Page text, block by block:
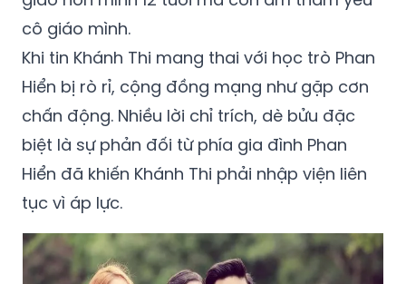
cô giáo mình.
Khi tin Khánh Thi mang thai với học trò Phan
Hiển bị rò rỉ, cộng đồng mạng như gặp cơn
chấn động. Nhiều lời chỉ trích, dè bửu đặc
biệt là sự phản đối từ phía gia đình Phan
Hiển đã khiến Khánh Thi phải nhập viện liên
tục vì áp lực.